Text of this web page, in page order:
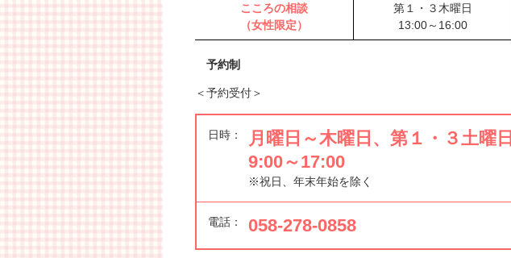
こころの相談
（女性限定）
第１・３木曜日
13:00～16:00
予約制
＜予約受付＞
日時：
月曜日～木曜日、第１・３土曜日
9:00～17:00
※祝日、年末年始を除く
電話： 058-278-0858